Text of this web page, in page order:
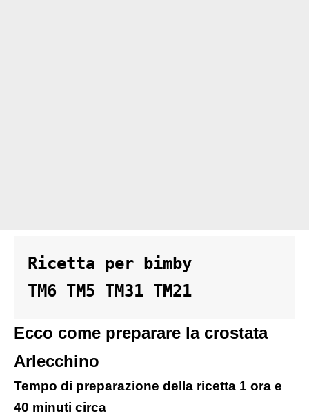
Ricetta per bimby
TM6 TM5 TM31 TM21
Ecco come preparare la crostata
Arlecchino
Tempo di preparazione della ricetta 1 ora e
40 minuti circa